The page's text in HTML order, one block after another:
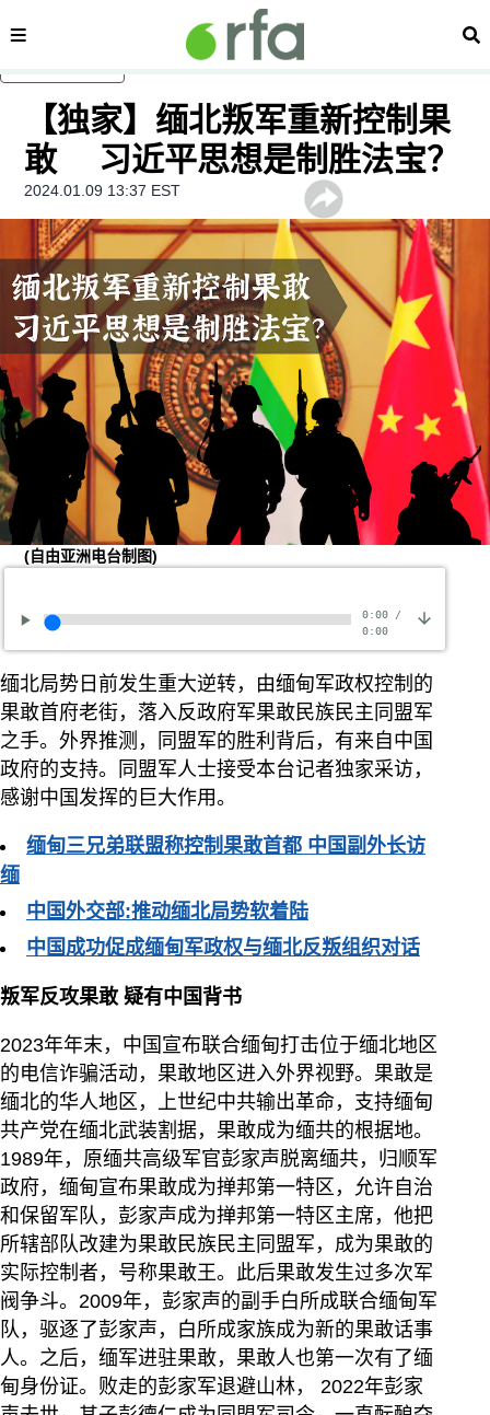
内容分类 搜
【独家】缅北叛军重新控制果
敢 习近平思想是制胜法宝？
2024.01.09 13:37 EST
(自由亚洲电台制图)
0:00/
0:00
缅北局势日前发生重大逆转，由缅甸军政权控制的
果敢首府老街，落入反政府军果敢民族民主同盟军
之手。外界推测，同盟军的胜利背后，有来自中国
政府的支持。同盟军人士接受本台记者独家采访，
感谢中国发挥的巨大作用。
缅甸三兄弟联盟称控制果敢首都 中国副外长访
缅
中国外交部:推动缅北局势软着陆
中国成功促成缅甸军政权与缅北反叛组织对话
叛军反攻果敢 疑有中国背书
2023年年末，中国宣布联合缅甸打击位于缅北地区
的电信诈骗活动，果敢地区进入外界视野。果敢是
缅北的华人地区，上世纪中共输出革命，支持缅甸
共产党在缅北武装割据，果敢成为缅共的根据地。
1989年，原缅共高级军官彭家声脱离缅共，归顺军
政府，缅甸宣布果敢成为掸邦第一特区，允许自治
和保留军队，彭家声成为掸邦第一特区主席，他把
所辖部队改建为果敢民族民主同盟军，成为果敢的
实际控制者，号称果敢王。此后果敢发生过多次军
阀争斗。2009年，彭家声的副手白所成联合缅甸军
队，驱逐了彭家声，白所成家族成为新的果敢话事
人。之后，缅军进驻果敢，果敢人也第一次有了缅
甸身份证。败走的彭家军退避山林， 2022年彭家